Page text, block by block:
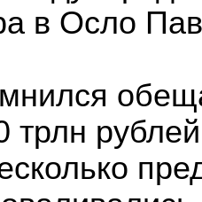
в Осло
трлн